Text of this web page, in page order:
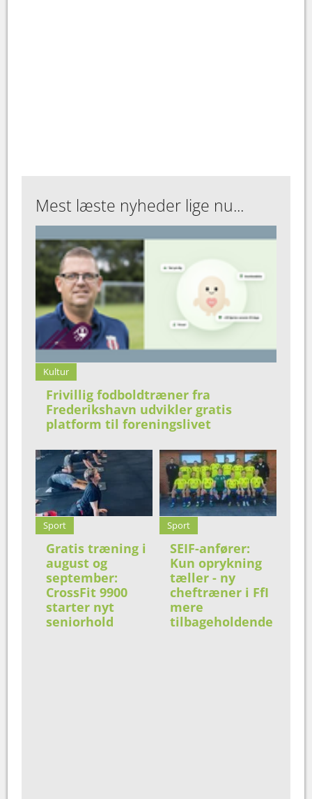
Mest læste nyheder lige nu...
Kultur
Frivillig fodboldtræner fra
Frederikshavn udvikler gratis
platform til foreningslivet
Sport
Gratis træning i
august og
september:
CrossFit 9900
starter nyt
seniorhold
Sport
SEIF-anfører:
Kun oprykning
tæller - ny
cheftræner i FfI
mere
tilbageholdende